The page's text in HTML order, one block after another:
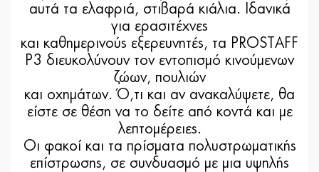
αυτά τα ελαφριά, στιβαρά κιάλια. Ιδανικά
για ερασιτέχνες
και καθημερινούς εξερευνητές, τα PROSTAFF
P3 διευκολύνουν τον εντοπισμό κινούμενων
ζώων, πουλιών
και οχημάτων. Ό,τι και αν ανακαλύψετε, θα
είστε σε θέση να το δείτε από κοντά και με
λεπτομέρειες.
Οι φακοί και τα πρίσματα πολυστρωματικής
επίστρωσης, σε συνδυασμό με μια υψηλής